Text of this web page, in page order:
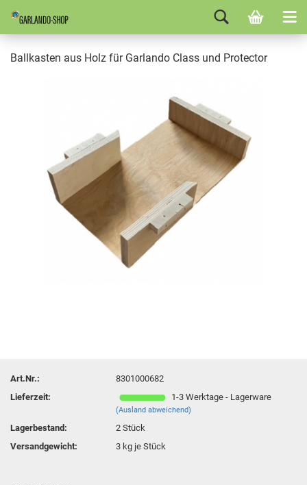
Ballkasten aus Holz für Garlando Class und Protector
Art.Nr.:
8301000682
Lieferzeit:
1-3 Werktage - Lagerware
(Ausland abweichend)
Lagerbestand: 2Stück
Versandgewicht:
3 kg je Stück